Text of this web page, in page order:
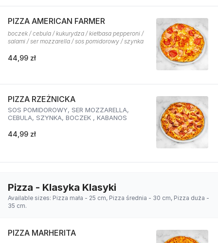
PIZZA AMERICAN FARMER
boczek / cebula / kukurydza / kiełbasa pepperoni /
salami / ser mozzarella / sos pomidorowy / szynka
44,99 zł
PIZZA RZEŻNICKA
SOS POMIDOROWY, SER MOZZARELLA,
CEBULA, SZYNKA, BOCZEK , KABANOS
44,99 zł
Pizza - Klasyka Klasyki
Available sizes: Pizza mała - 25 cm, Pizza średnia - 30 cm, Pizza duża -
35 cm.
PIZZA MARHERITA